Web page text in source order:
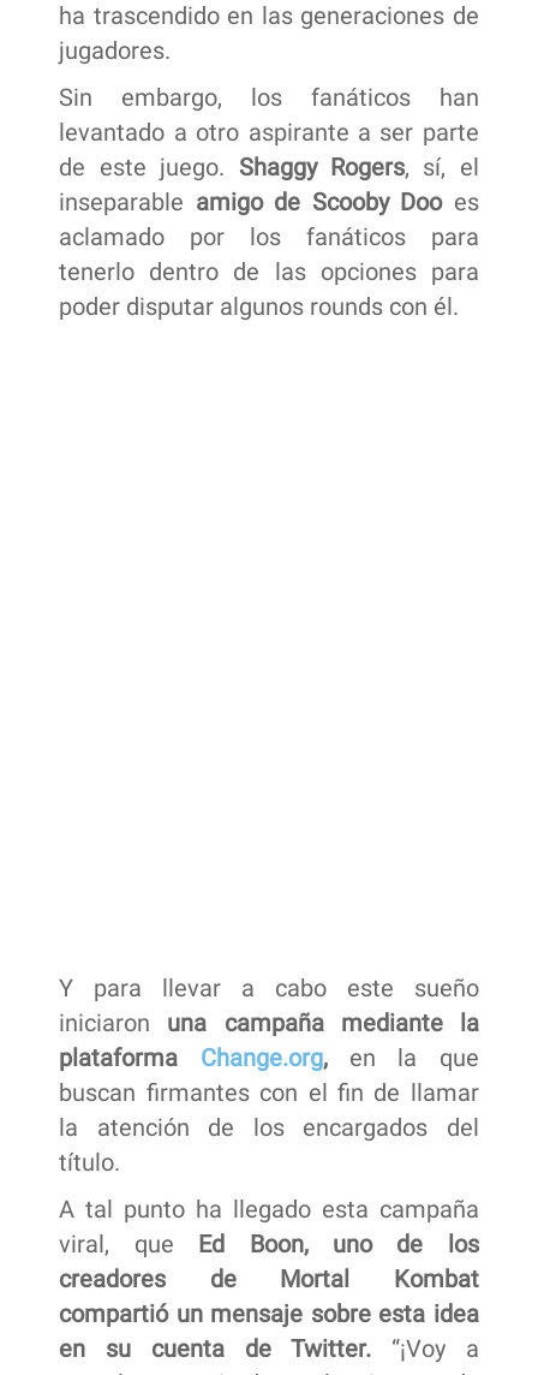
ha trascendido en las generaciones de
jugadores.
Sin embargo, los fanáticos han
levantado a otro aspirante a ser parte
de este juego. Shaggy Rogers, sí, el
inseparable amigo de Scooby Dooes
aclamado por los fanáticos para
tenerlo dentro de las opciones para
poder disputar algunos rounds con él.
Y para llevar a cabo este sueño
iniciaron una campaña mediante la
plataforma Change.org,en la que
buscan firmantes con el fin de llamar
la atención de los encargados del
título.
A tal punto ha llegado esta campaña
viral, que Ed Boon, uno de los
creadores de Mortal Kombat
compartió un mensaje sobre esta idea
en su cuenta de Twitter. “¡Voy a